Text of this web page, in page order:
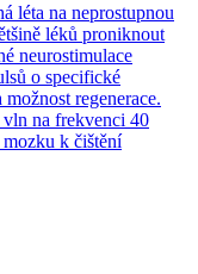
léta na neprostupnou
léků proniknout
neurostimulace
o specifické
regenerace.
na frekvenci 40
k čištění